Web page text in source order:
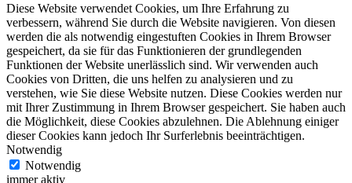
Diese Website verwendet Cookies, um Ihre Erfahrung zu
verbessern, während Sie durch die Website navigieren. Von diesen
werden die als notwendig eingestuften Cookies in Ihrem Browser
gespeichert, da sie für das Funktionieren der grundlegenden
Funktionen der Website unerlässlich sind. Wir verwenden auch
Cookies von Dritten, die uns helfen zu analysieren und zu
verstehen, wie Sie diese Website nutzen. Diese Cookies werden nur
mit Ihrer Zustimmung in Ihrem Browser gespeichert. Sie haben auch
die Möglichkeit, diese Cookies abzulehnen. Die Ablehnung einiger
dieser Cookies kann jedoch Ihr Surferlebnis beeinträchtigen.
Notwendig
Notwendig
immer aktiv